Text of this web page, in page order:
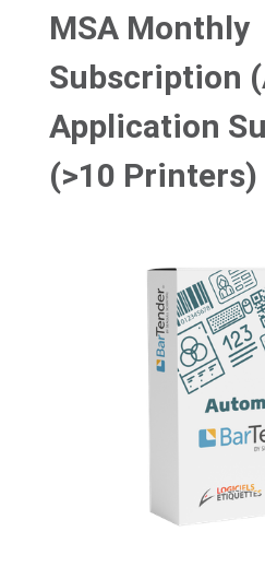
MSA Monthly
Subscription
Application
(>10 Printers)